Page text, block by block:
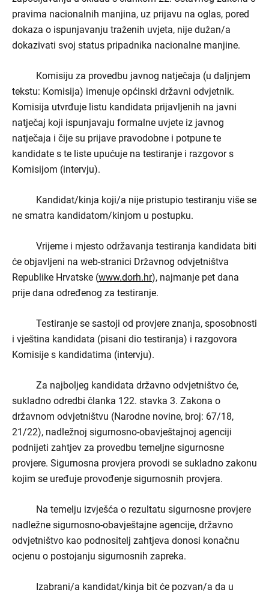
pravima nacionalnih manjina, uz prijavu na oglas, pored
dokaza o ispunjavanju traženih uvjeta, nije dužan/a
dokazivati svoj status pripadnika nacionalne manjine.
Komisiju za provedbu javnog natječaja (u daljnjem
tekstu: Komisija) imenuje općinski državni odvjetnik.
Komisija utvrđuje listu kandidata prijavljenih na javni
natječaj koji ispunjavaju formalne uvjete iz javnog
natječaja i čije su prijave pravodobne i potpune te
kandidate s te liste upućuje na testiranje i razgovor s
Komisijom (intervju).
Kandidat/kinja koji/a nije pristupio testiranju više se
ne smatra kandidatom/kinjom u postupku.
Vrijeme i mjesto održavanja testiranja kandidata biti
će objavljeni na web-stranici Državnog odvjetništva
Republike Hrvatske (www.dorh.hr), najmanje pet dana
prije dana određenog za testiranje.
Testiranje se sastoji od provjere znanja, sposobnosti
i vještina kandidata (pisani dio testiranja) i razgovora
Komisije s kandidatima (intervju).
Za najboljeg kandidata državno odvjetništvo će,
sukladno odredbi članka 122. stavka 3. Zakona o
državnom odvjetništvu (Narodne novine, broj: 67/18,
21/22), nadležnoj sigurnosno-obavještajnoj agenciji
podnijeti zahtjev za provedbu temeljne sigurnosne
provjere. Sigurnosna provjera provodi se sukladno zakonu
kojim se uređuje provođenje sigurnosnih provjera.
Na temelju izvješća o rezultatu sigurnosne provjere
nadležne sigurnosno-obavještajne agencije, državno
odvjetništvo kao podnositelj zahtjeva donosi konačnu
ocjenu o postojanju sigurnosnih zapreka.
Izabrani/a kandidat/kinja bit će pozvan/a da u